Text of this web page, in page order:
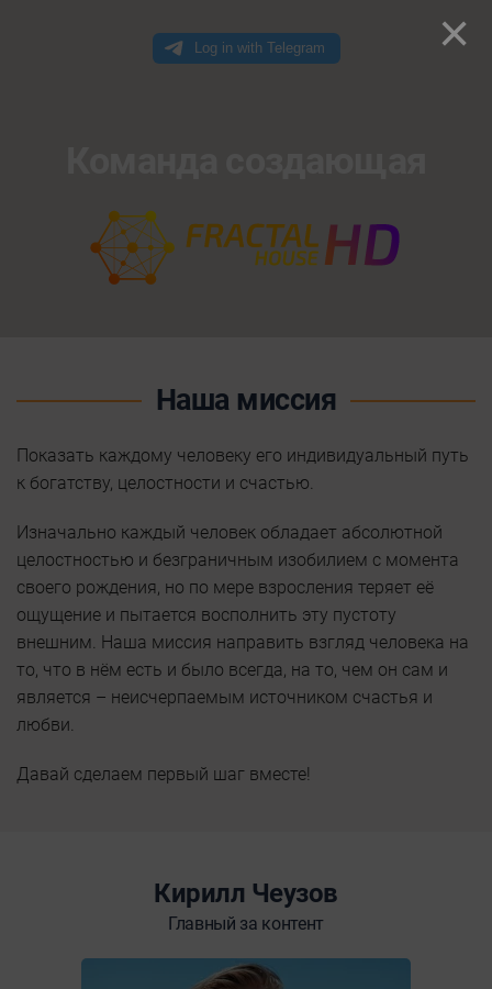
Наша миссия
Показать каждому человеку его индивидуальный путь
к богатству, целостности и счастью.
Изначально каждый человек обладает абсолютной
целостностью и безграничным изобилием с момента
своего рождения, но по мере взросления теряет её
ощущение и пытается восполнить эту пустоту
внешним. Наша миссия направить взгляд человека на
то, что в нём есть и было всегда, на то, чем он сам и
является – неисчерпаемым источником счастья и
любви.
Давай сделаем первый шаг вместе!
Кирилл Чеузов
Главный за контент
×